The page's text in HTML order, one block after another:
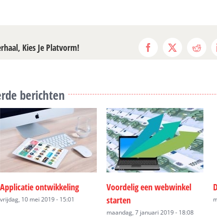
Kies Je Platvorm! Facebook
X
berichten
- 15:01
Voordelig een webwinkel
starten
maandag, 7 januari 2019 - 18:08
Digitaal
maandag, 7